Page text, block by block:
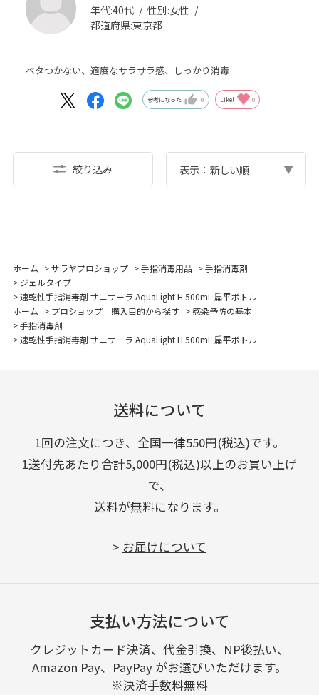
年代:40代 性別:女性
都道府県:東京都
ベタつかない、適度なサラサラ感、しっかり消毒
参考になった 0 Like! 0
絞り込み 表示：新しい順
ホーム >サラヤプロショップ >手指消毒用品 >手指消毒剤
> ジェルタイプ
>速乾性手指消毒剤 サニサーラ AquaLight H 500mL 扁平ボトル
ホーム > プロショップ 購入目的から探す >感染予防の基本
>手指消毒剤
>速乾性手指消毒剤 サニサーラ AquaLight H 500mL 扁平ボトル
送料について
1回の注文につき、全国一律550円(税込)です。
1送付先あたり合計5,000円(税込)以上のお買い上げ
で、
送料が無料になります。
> お届けについて
支払い方法について
クレジットカード決済、代金引換、NP後払い、
Amazon Pay、PayPay がお選びいただけます。
※決済手数料無料